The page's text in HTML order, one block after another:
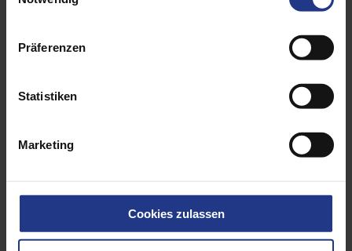
Präferenzen
Statistiken
Marketing
Cookies zulassen